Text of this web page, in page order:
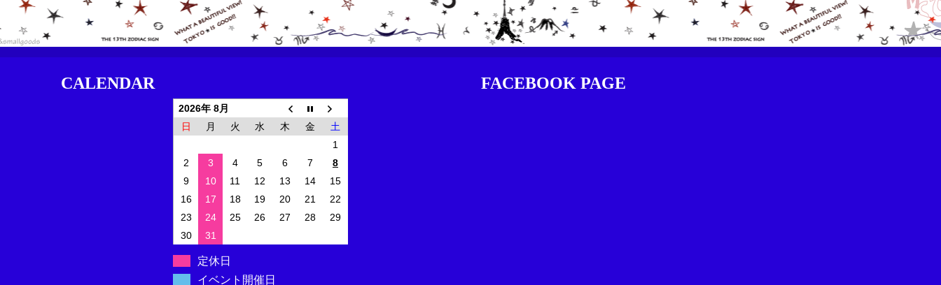
CALENDAR
2026年 8月
日
月 火 水 木 金
土
1
2
3 4 5 6 7
8
9
10 11 12 13 14
15
16
17 18 19 20 21
22
23
24 25 26 27 28
29
30
31
定休日
イベント開催日
FACEBOOK PAGE